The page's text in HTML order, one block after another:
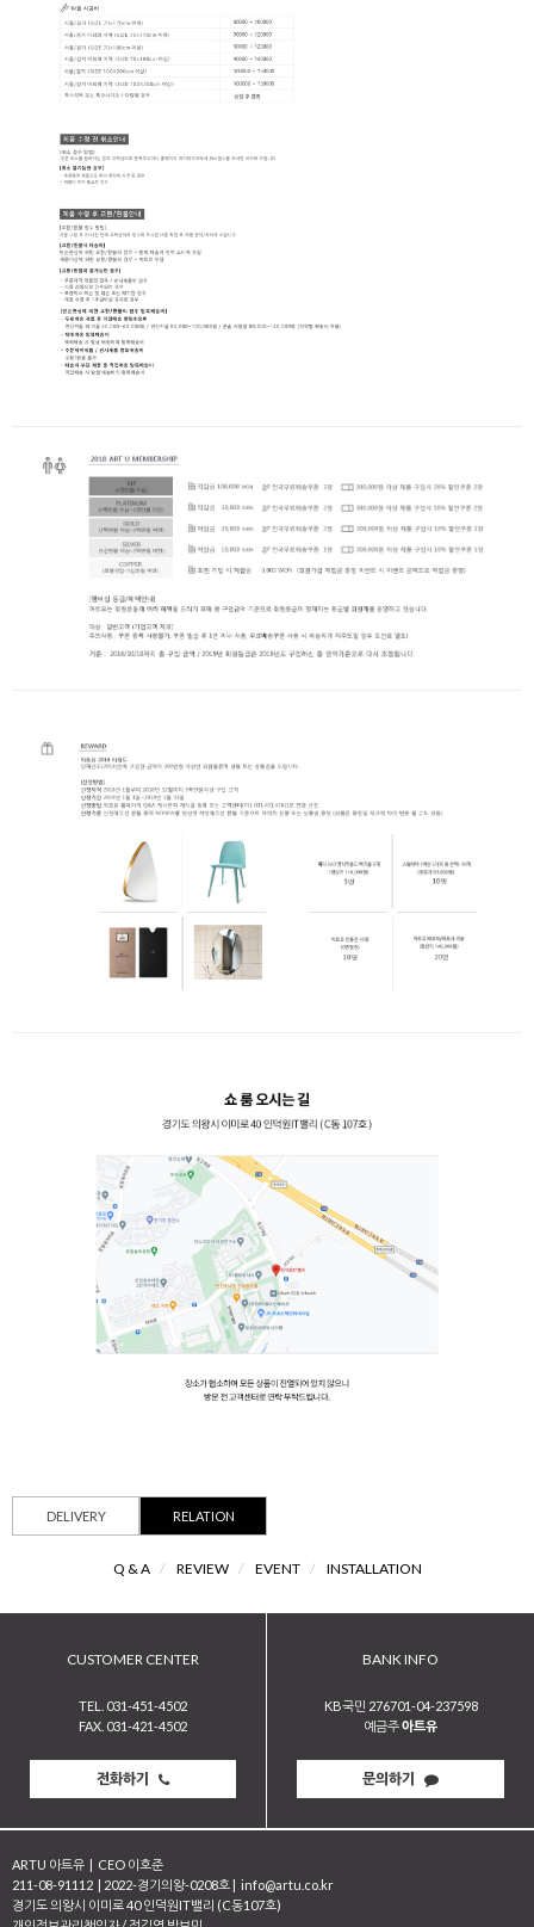
DELIVERY RELATION
Q & A / REVIEW / EVENT / INSTALLATION
CUSTOMER CENTER
TEL. 031-451-4502
FAX. 031-421-4502
전화하기
BANK INFO
KB국민 276701-04-237598
예금주아트유
문의하기
ARTU 아트유
CEO 이호준
211-08-91112
2022-경기의왕-0208호
info@artu.co.kr
경기도 의왕시 이미로 40 인덕원IT밸리 (C동107호)